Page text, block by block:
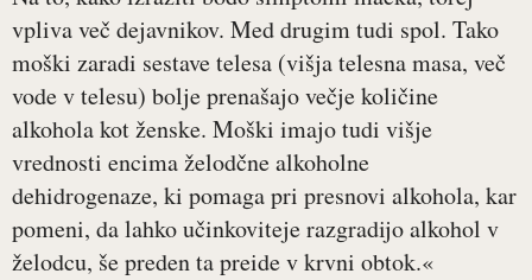
vpliva več dejavnikov. Med drugim tudi spol. Tako
moški zaradi sestave telesa (višja telesna masa, več
vode v telesu) bolje prenašajo večje količine
alkohola kot ženske. Moški imajo tudi višje
vrednosti encima želodčne alkoholne
dehidrogenaze, ki pomaga pri presnovi alkohola, kar
pomeni, da lahko učinkoviteje razgradijo alkohol v
želodcu, še preden ta preide v krvni obtok.«